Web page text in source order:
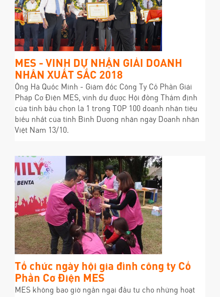
MES - VINH DỰ NHẬN GIẢI DOANH
NHÂN XUẤT SẮC 2018
Ông Hà Quốc Minh - Giám đốc Công Ty Cổ Phần Giải
Pháp Cơ Điện MES, vinh dự được Hội đồng Thẩm định
của tỉnh bầu chọn là 1 trong TOP 100 doanh nhân tiêu
biểu nhất của tỉnh Bình Dương nhân ngày Doanh nhân
Việt Nam 13/10.
Tổ chức ngày hội gia đình công ty Cổ
Phần Cơ Điện MES
MES không bao giờ ngần ngại đầu tư cho những hoạt